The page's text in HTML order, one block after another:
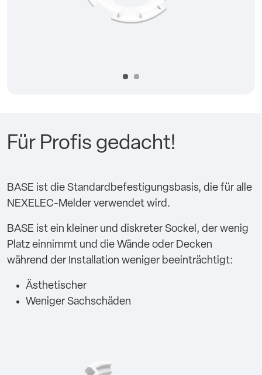
Für Profis gedacht!
BASE ist die Standardbefestigungsbasis, die für alle
NEXELEC-Melder verwendet wird.
BASE ist ein kleiner und diskreter Sockel, der wenig
Platz einnimmt und die Wände oder Decken
während der Installation weniger beeinträchtigt:
Ästhetischer
Weniger Sachschäden